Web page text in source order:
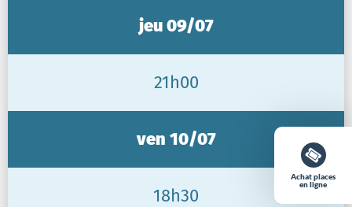
Achat places
en ligne
jeu 09/07
21h00
ven 10/07
18h30